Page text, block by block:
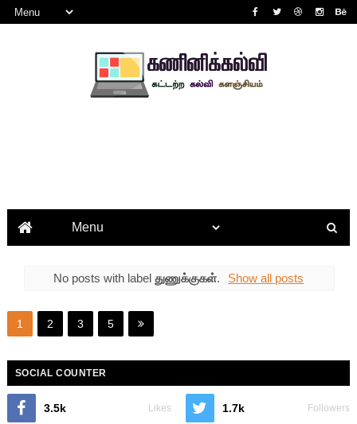
No posts with label துணுக்குகள். Show all posts
1 2 3 5
SOCIAL COUNTER
3.5k Likes 1.7k Followers